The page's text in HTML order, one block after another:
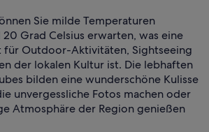
Sie milde Temperaturen
20 Grad Celsius erwarten, was eine
für Outdoor-Aktivitäten, Sightseeing
der lokalen Kultur ist. Die lebhaften
bilden eine wunderschöne Kulisse
unvergessliche Fotos machen oder
Atmosphäre der Region genießen